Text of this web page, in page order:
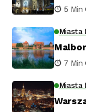
5 Min
Miasta
7 Min
Miasta